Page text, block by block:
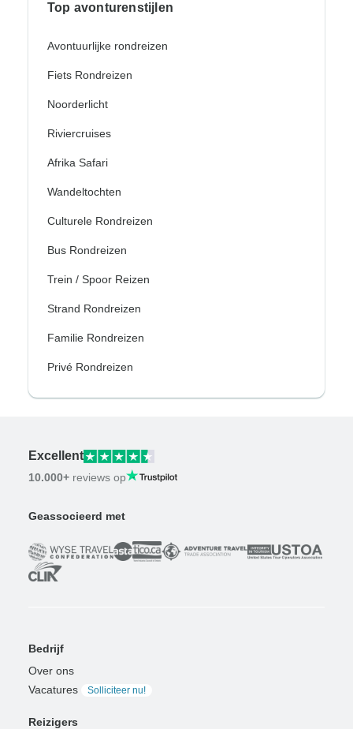
Top avonturenstijlen
Avontuurlijke rondreizen
Fiets Rondreizen
Noorderlicht
Riviercruises
Afrika Safari
Wandeltochten
Culturele Rondreizen
Bus Rondreizen
Trein / Spoor Reizen
Strand Rondreizen
Familie Rondreizen
Privé Rondreizen
Excellent
10.000+ reviews op
Geassocieerd met
Bedrijf
Over ons
Vacatures
Solliciteer nu!
Reizigers